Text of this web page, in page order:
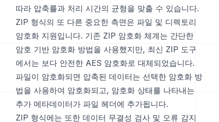
따라 압축률과 처리 시간의 균형을 맞출 수 있습니다.
ZIP 형식의 또 다른 중요한 측면은 파일 및 디렉토리
암호화 지원입니다. 기존 ZIP 암호화 체계는 간단한
암호 기반 암호화 방법을 사용했지만, 최신 ZIP 도구
에서는 보다 안전한 AES 암호화로 대체되었습니다.
파일이 암호화되면 압축된 데이터는 선택한 암호화 방
법을 사용하여 암호화되고, 암호화 상태를 나타내는
추가 메타데이터가 파일 헤더에 추가됩니다.
ZIP 형식에는 또한 데이터 무결성 검사 및 오류 감지